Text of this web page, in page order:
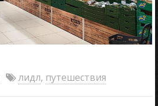
лидл, путешествия